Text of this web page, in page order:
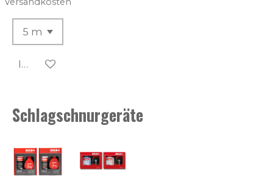
In den Warenkorb
Schlagschnurgeräte